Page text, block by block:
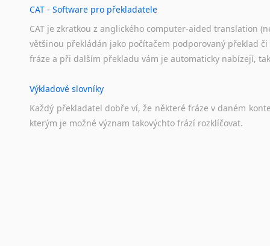
CAT - Software pro překladatele
CAT je zkratkou z anglického computer-aided translation
většinou překládán jako počítačem podporovaný překlad
fráze a při dalším překladu vám je automaticky nabízejí,
Výkladové slovníky
Každý překladatel dobře ví, že některé fráze v daném
kterým je možné význam takovýchto frází rozklíčovat.